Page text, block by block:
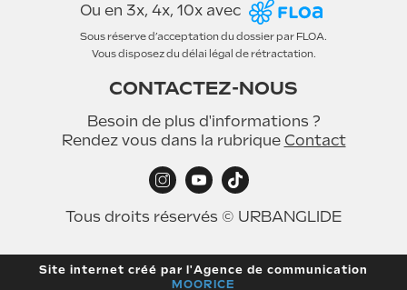
Ou en 3x, 4x, 10x avec
Sous réserve d’acceptation du dossier par FLOA.
Vous disposez du délai légal de rétractation.
CONTACTEZ-NOUS
Besoin de plus d'informations ?
Rendez vous dans la rubrique Contact
Tous droits réservés © URBANGLIDE
Site internet créé par l'Agence de communication
MOORICE